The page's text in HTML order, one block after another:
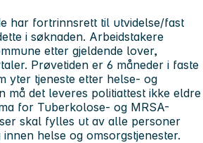
har fortrinnsrett til utvidelse/fast
i søknaden. Arbeidstakere
etter gjeldende lover,
Prøvetiden er 6 måneder i faste
yter tjeneste etter helse- og
må det leveres politiattest ikke eldre
for Tuberkolose- og MRSA-
skal fylles ut av alle personer
helse og omsorgstjenester.